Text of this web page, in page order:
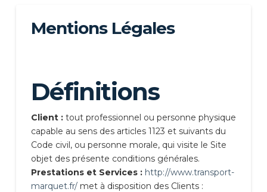
Mentions Légales
Définitions
Client :tout professionnel ou personne physique
capable au sens des articles 1123 et suivants du
Code civil, ou personne morale, qui visite le Site
objet des présente conditions générales.
Prestations et Services : http://www.transport-
marquet.fr/met à disposition des Clients :